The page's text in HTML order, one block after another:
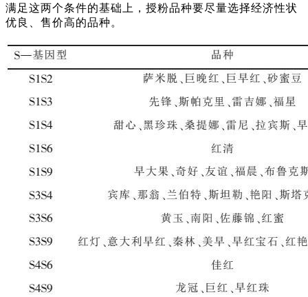
满足这两个条件的基础上，授粉品种要尽量选择经济性状
优良、售价高的品种。